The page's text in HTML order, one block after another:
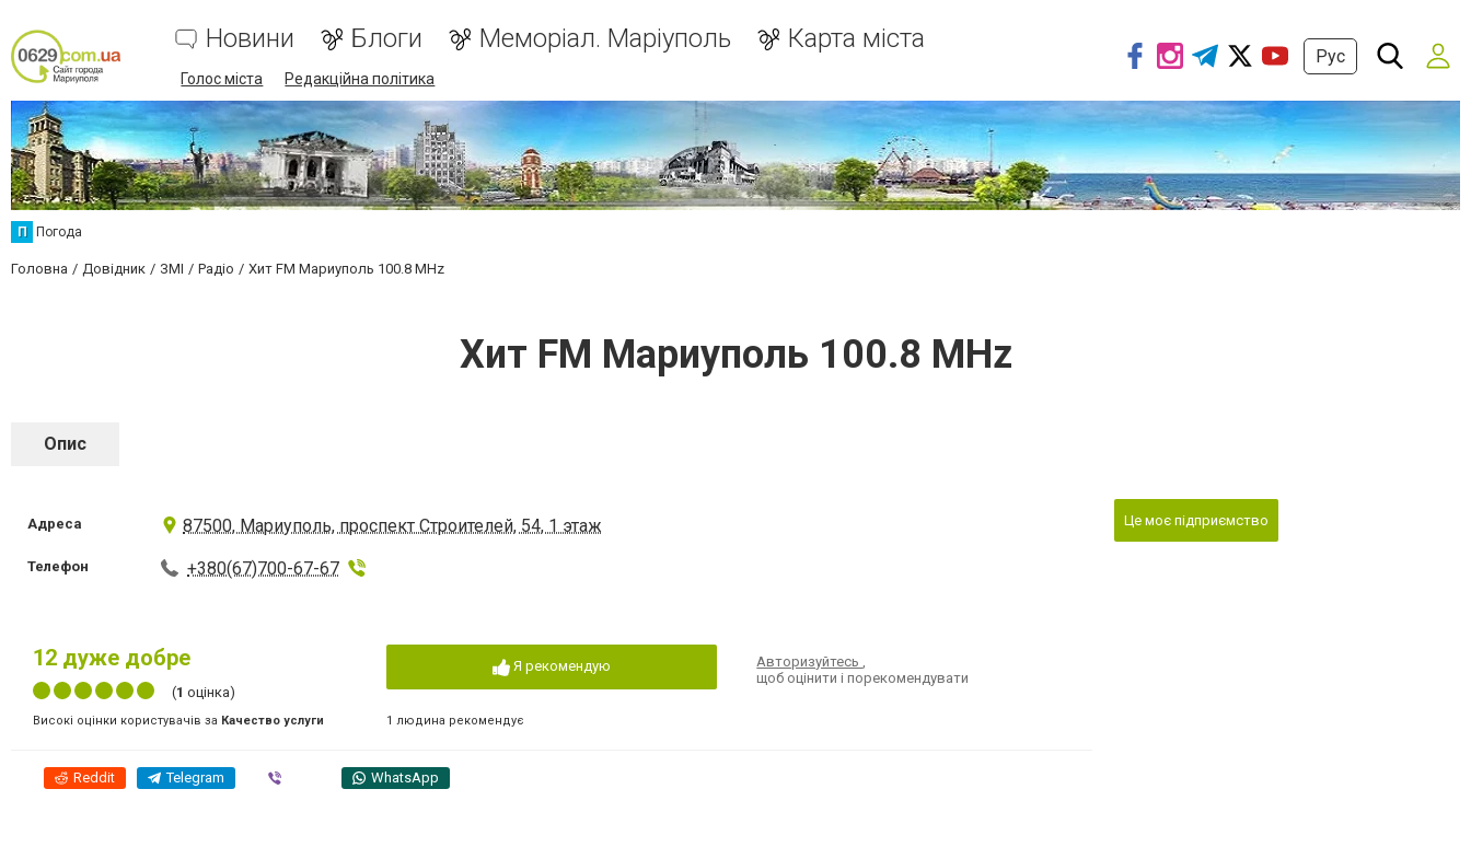
Новини Блоги Меморіал. Маріуполь Карта міста
Голос міста Редакційна політика
Рус
П Погода
Головна Довідник ЗМІ Радіо Хит FM Мариуполь 100.8 MHz
Хит FM Мариуполь 100.8 MHz
Опис
Адреса 87500, Мариуполь, проспект Строителей, 54, 1 этаж
Телефон +380(67)700-67-67
12 дуже добре
(1 оцінка)
Високі оцінки користувачів за Качество услуги
Я рекомендую
1 людина рекомендує
Авторизуйтесь,
щоб оцінити і порекомендувати
Reddit Telegram WhatsApp
Це моє підприємство